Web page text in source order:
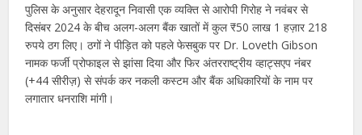
पुलिस के अनुसार देहरादून निवासी एक व्यक्ति से आरोपी गिरोह ने नवंबर से
दिसंबर 2024 के बीच अलग-अलग बैंक खातों में कुल ₹50 लाख 1 हज़ार 218
रुपये ठग लिए। ठगों ने पीड़ित को पहले फेसबुक पर Dr. Loveth Gibson
नामक फर्जी प्रोफाइल से झांसा दिया और फिर अंतरराष्ट्रीय व्हाट्सएप नंबर
(+44 सीरीज़) से संपर्क कर नकली कस्टम और बैंक अधिकारियों के नाम पर
लगातार धनराशि मांगी।